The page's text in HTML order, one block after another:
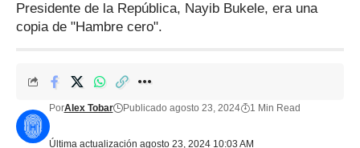
Presidente de la República, Nayib Bukele, era una
copia de "Hambre cero".
Última actualización agosto 23, 2024 10:03 AM
PorAlex Tobar Publicado agosto 23, 2024 1 Min Read